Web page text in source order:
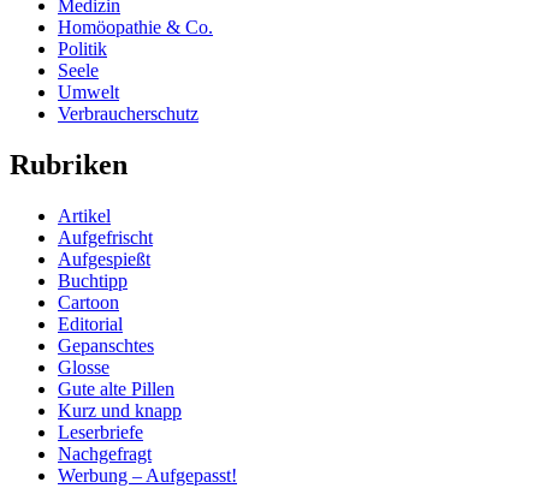
Medizin
Homöopathie & Co.
Politik
Seele
Umwelt
Verbraucherschutz
Rubriken
Artikel
Aufgefrischt
Aufgespießt
Buchtipp
Cartoon
Editorial
Gepanschtes
Glosse
Gute alte Pillen
Kurz und knapp
Leserbriefe
Nachgefragt
Werbung – Aufgepasst!